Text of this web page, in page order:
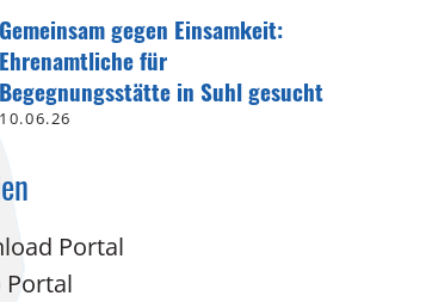
Gemeinsam gegen Einsamkeit:
Ehrenamtliche für
Begegnungsstätte in Suhl gesucht
10.06.26
Portal
Portal